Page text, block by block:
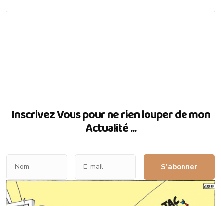
Inscrivez Vous pour ne rien louper de mon
Actualité ...
S’abonner